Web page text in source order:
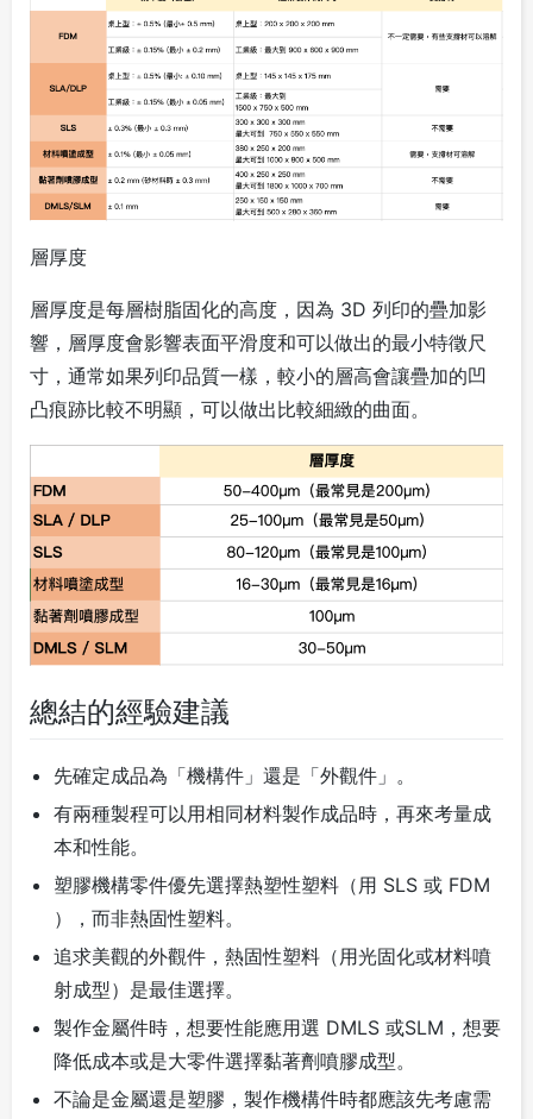
層厚度
層厚度是每層樹脂固化的高度，因為 3D 列印的疊加影
響，層厚度會影響表面平滑度和可以做出的最小特徵尺
寸，通常如果列印品質一樣，較小的層高會讓疊加的凹
凸痕跡比較不明顯，可以做出比較細緻的曲面。
總結的經驗建議
先確定成品為「機構件」還是「外觀件」。
有兩種製程可以用相同材料製作成品時，再來考量成
本和性能。
塑膠機構零件優先選擇熱塑性塑料（用 SLS 或 FDM
），而非熱固性塑料。
追求美觀的外觀件，熱固性塑料（用光固化或材料噴
射成型）是最佳選擇。
製作金屬件時，想要性能應用選 DMLS 或SLM，想要
降低成本或是大零件選擇黏著劑噴膠成型。
不論是金屬還是塑膠，製作機構件時都應該先考慮需